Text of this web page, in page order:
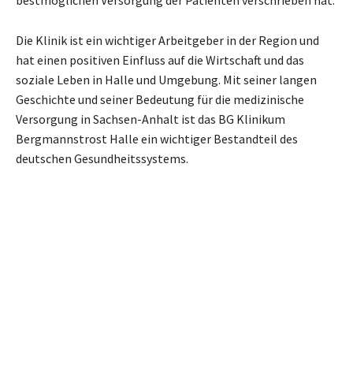
Die Klinik ist ein wichtiger Arbeitgeber in der Region und
hat einen positiven Einfluss auf die Wirtschaft und das
soziale Leben in Halle und Umgebung. Mit seiner langen
Geschichte und seiner Bedeutung für die medizinische
Versorgung in Sachsen-Anhalt ist das BG Klinikum
Bergmannstrost Halle ein wichtiger Bestandteil des
deutschen Gesundheitssystems.